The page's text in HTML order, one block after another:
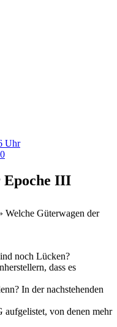
Uhr
Epoche III
Welche Güterwagen der
noch Lücken?
dass es
In der nachstehenden
von denen mehr